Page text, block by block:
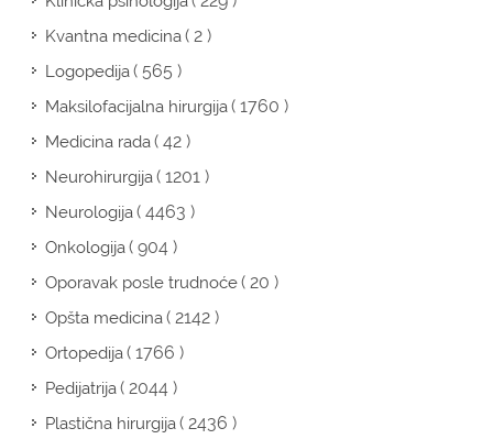
Kvantna medicina( 2 )
Logopedija( 565 )
Maksilofacijalna hirurgija( 1760 )
Medicina rada( 42 )
Neurohirurgija( 1201 )
Neurologija( 4463 )
Onkologija( 904 )
Oporavak posle trudnoće( 20 )
Opšta medicina( 2142 )
Ortopedija( 1766 )
Pedijatrija( 2044 )
Plastična hirurgija( 2436 )